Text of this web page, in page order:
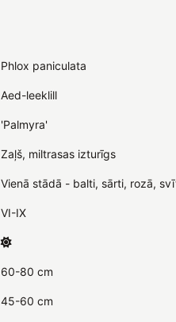
Phlox paniculata
Aed-leeklill
'Palmyra'
Zaļš, miltrasas izturīgs
Vienā stādā - balti, sārti, rozā,
VI-IX
60-80 cm
45-60 cm